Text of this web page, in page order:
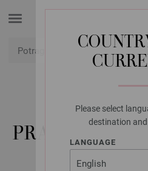
Please select
destination and
LANGUAGE
PRYM
555312